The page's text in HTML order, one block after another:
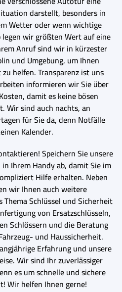
darstellt, besonders in
Wetter oder wenn wichtige
wir größten Wert auf eine
Anruf sind wir in kürzester
und Umgebung, um Ihnen
helfen. Transparenz ist uns
informieren wir Sie über
damit es keine bösen
Wir sind auch nachts, an
für Sie da, denn Notfälle
Kalender.
Speichern Sie unsere
Ihrem Handy ab, damit Sie im
Hilfe erhalten. Neben
wir Ihnen auch weitere
Schlüssel und Sicherheit
von Ersatzschlüsseln,
Schlössern und die Beratung
und Haussicherheit.
Erfahrung und unsere
Wir sind Ihr zuverlässiger
es um schnelle und sichere
Wir helfen Ihnen gerne!